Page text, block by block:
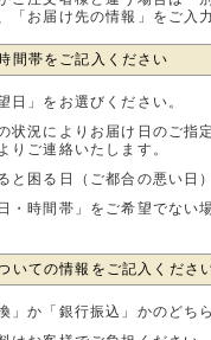
「お届け先の情報」をご入
間帯をご記入ください
日」をお選びください。
状況によりお届け日のご指
りご連絡いたします。
と困る日（ご都合の悪い日
・時間帯」をご希望でない
いての情報をご記入くださ
」か「銀行振込」かのどち